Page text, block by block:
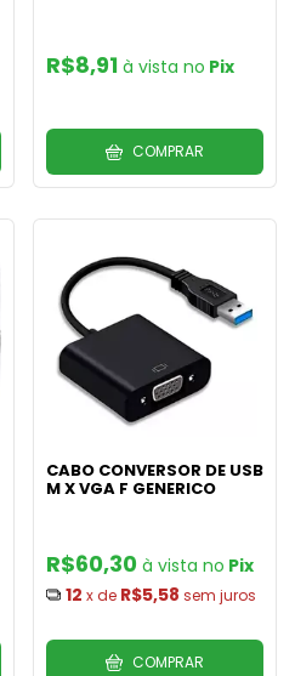
R$8,91 Pix
COMPRAR
CABO CONVERSOR DE USB
M X VGA F GENERICO
R$60,30
Pix
12 x de R$5,58 sem juros
COMPRAR